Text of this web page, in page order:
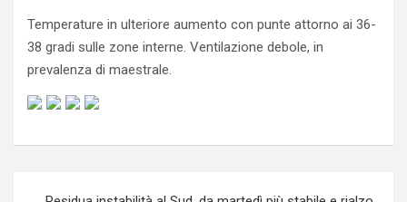
Temperature in ulteriore aumento con punte attorno ai 36-
38 gradi sulle zone interne. Ventilazione debole, in
prevalenza di maestrale.